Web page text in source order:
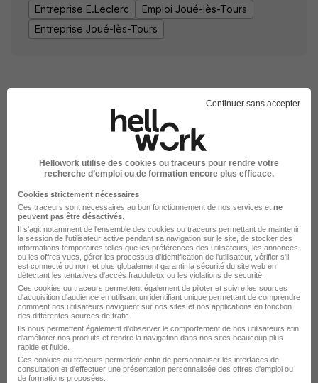
Entreprise E.Leclerc
Emploi Joué-lès-Tours
Entreprise Joué-lès-Tours
DÉPOSEZ VOTRE CV
Rendez votre CV accessible à l’ensemble des
recruteurs de la CVthèque Hellowork.
Rendre mon CV visible
E.Leclerc recrute autour de Joué-lès-
Tours
E.Leclerc Chinon
Continuer sans accepter
Hellowork utilise des cookies ou traceurs pour rendre votre
recherche d’emploi ou de formation encore plus efficace.
Cookies strictement nécessaires
Ces traceurs sont nécessaires au bon fonctionnement de nos services et ne
peuvent pas être désactivés
Il s'agit notamment de l'ensemble des cookies ou traceurs permettant de maintenir
la session de l'utilisateur active pendant sa navigation sur le site, de stocker des
informations temporaires telles que les préférences des utilisateurs, les annonces
ou les offres vues, gérer les processus d'identification de l'utilisateur, vérifier s'il
est connecté ou non, et plus globalement garantir la sécurité du site web en
détectant les tentatives d'accès frauduleux ou les violations de sécurité.
Ces cookies ou traceurs permettent également de piloter et suivre les sources
d'acquisition d'audience en utilisant un identifiant unique permettant de comprendre
comment nos utilisateurs naviguent sur nos sites et nos applications en fonction
des différentes sources de trafic.
Ils nous permettent également d’observer le comportement de nos utilisateurs afin
d'améliorer nos produits et rendre la navigation dans nos sites beaucoup plus
rapide et fluide.
Ces cookies ou traceurs permettent enfin de personnaliser les interfaces de
consultation et d'effectuer une présentation personnalisée des offres d'emploi ou
de formations proposées.